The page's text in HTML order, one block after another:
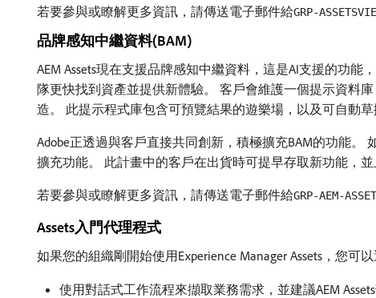
若要參與或瞭解更多資訊，請傳送電子郵件給GRP-
品牌感知中繼資料(BAM)
AEM Assets現在支援品牌感知中繼資料，這是AI支援的功
隊更快找到資產並提供新體驗。 客戶會維護一個提示資料
造。 此提示程式庫包含可預覽結果的遊樂場，以及可自動
Adobe正透過與客戶直接共同創新，積極擴充BAM的功能
擴充功能。 此計畫中的客戶在出貨時可提早存取新功能，
若要參與或瞭解更多資訊，請傳送電子郵件給GRP-AEM-
Assets入門代理程式
如果您的組織剛開始使用Experience Manager Assets，您可
使用對話式工作流程來擷取業務需求，並建議AEM